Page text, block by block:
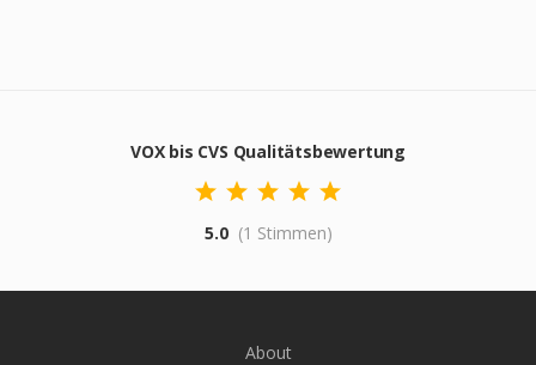
VOX bis CVS Qualitätsbewertung
5.0 (1 Stimmen)
About